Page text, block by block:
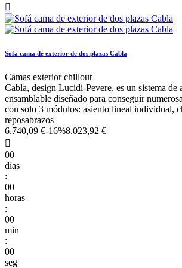

Sofá cama de exterior de dos plazas Cabla
Camas exterior chillout
Cabla, design Lucidi-Pevere, es un sistema de
ensamblable diseñado para conseguir
con solo 3 módulos: asiento lineal individual,
reposabrazos
6.740,09 €-16%8.023,92 €

00
días
:
00
horas
:
00
min
:
00
seg